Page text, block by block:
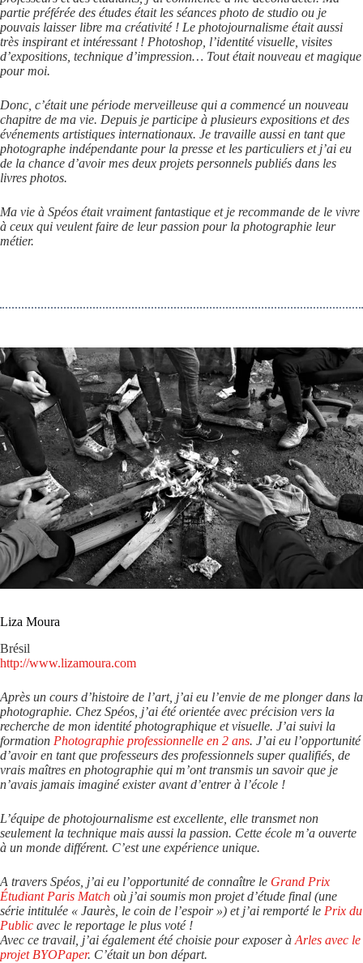
partie préférée des études était les séances photo de studio ou je
pouvais laisser libre ma créativité ! Le photojournalisme était aussi
très inspirant et intéressant ! Photoshop, l’identité visuelle, visites
d’expositions, technique d’impression… Tout était nouveau et magique
pour moi.
Donc, c’était une période merveilleuse qui a commencé un nouveau
chapitre de ma vie. Depuis je participe à plusieurs expositions et des
événements artistiques internationaux. Je travaille aussi en tant que
photographe indépendante pour la presse et les particuliers et j’ai eu
de la chance d’avoir mes deux projets personnels publiés dans les
livres photos.
Ma vie à Spéos était vraiment fantastique et je recommande de le vivre
à ceux qui veulent faire de leur passion pour la photographie leur
métier.
Liza Moura
Brésil
http://www.lizamoura.com
Après un cours d’histoire de l’art, j’ai eu l’envie de me plonger dans la
photographie. Chez Spéos, j’ai été orientée avec précision vers la
recherche de mon identité photographique et visuelle. J’ai suivi la
formation Photographie professionnelle en 2 ans. J’ai eu l’opportunité
d’avoir en tant que professeurs des professionnels super qualifiés, de
vrais maîtres en photographie qui m’ont transmis un savoir que je
n’avais jamais imaginé exister avant d’entrer à l’école !
L’équipe de photojournalisme est excellente, elle transmet non
seulement la technique mais aussi la passion. Cette école m’a ouverte
à un monde différent. C’est une expérience unique.
A travers Spéos, j’ai eu l’opportunité de connaître le Grand Prix
Étudiant Paris Match où j’ai soumis mon projet d’étude final (une
série intitulée « Jaurès, le coin de l’espoir ») et j’ai remporté le Prix du
Public avec le reportage le plus voté !
Avec ce travail, j’ai également été choisie pour exposer à Arles avec le
projet BYOPaper. C’était un bon départ.